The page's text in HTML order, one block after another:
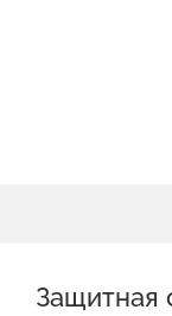
Защитная